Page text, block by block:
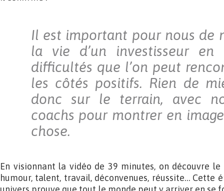
Il est important pour nous de
la vie d’un investisseur en
difficultés que l’on peut
les côtés positifs. Rien de
donc sur le terrain, avec
coachs pour montrer en
chose.
En visionnant la vidéo de 39 minutes, on découvre
humour, talent, travail, déconvenues, réussite… Cette